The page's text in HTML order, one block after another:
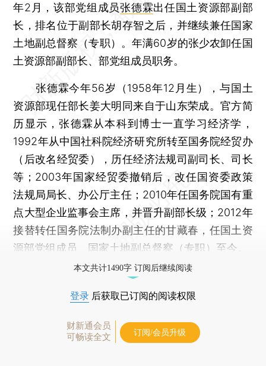
年2月，该部党组成员张德霖出任国土资源部副部
长，排名位于副部长胡存智之后，并继续兼任国家
土地副总督察（专职）。年满60岁的张少农卸任国
土资源部副部长、部党组成员职务。
张德霖今年56岁（1958年12月生），与国土
资源部现任部长姜大明同来自于山东荣成。官方简
历显示，张德霖从本科到博士一直学习经济学，
1992年从中国社科院经济研究所转至国务院经贸办
（后改名经贸委），历任经济法规司副司长、司长
等；2003年国家经贸委撤销后，改任国资委政策
法规局局长、办公厅主任；2010年任国务院国有重
点大型企业监事会主席，并晋升副部长级；2012年
接替转任国务院法制办副主任的甘藏春，任国土资
源部党组成员、国家土地副总督察（专职）至今。
本文共计1490字 订阅后继续阅读
登录 后获取已订阅的阅读权限
财新通会员
可畅读全文
订阅/会员升级